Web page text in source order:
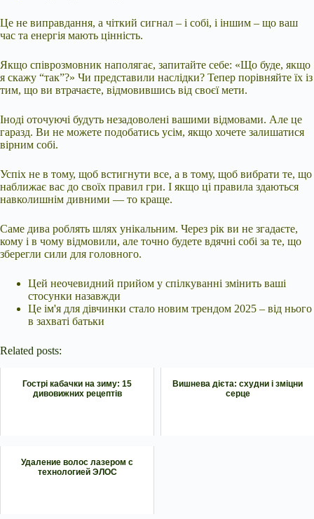
Це не виправдання, а чіткий сигнал – і собі, і іншим – що ваш
час та енергія мають цінність.
Якщо співрозмовник наполягає, запитайте себе: «Що буде, якщо
я скажу “так”?» Чи представили наслідки? Тепер порівняйте їх із
тим, що ви втрачаєте, відмовившись від своєї мети.
Іноді оточуючі будуть незадоволені вашими відмовами. Але це
гаразд. Ви не можете подобатись усім, якщо хочете залишатися
вірним собі.
Успіх не в тому, щоб встигнути все, а в тому, щоб вибрати те, що
наближає вас до своїх правил гри. І якщо ці правила здаються
навколишнім дивними — то краще.
Саме дива роблять шлях унікальним. Через рік ви не згадаєте,
кому і в чому відмовили, але точно будете вдячні собі за те, що
зберегли сили для головного.
Цей неочевидний прийом у спілкуванні змінить ваші
стосунки назавжди
Це ім'я для дівчинки стало новим трендом 2025 – від нього
в захваті батьки
Related posts:
Гострі кабачки на зиму: 15
дивовижних рецептів
Вишнева дієта: схудни і зміцни
серце
Удаление волос лазером с
технологией ЭЛОС